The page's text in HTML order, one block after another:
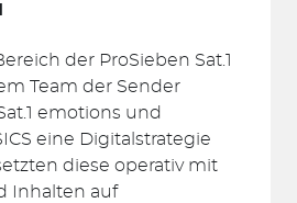
der ProSieben Sat.1
Team der Sender
emotions und
eine Digitalstrategie
diese operativ mit
Inhalten auf